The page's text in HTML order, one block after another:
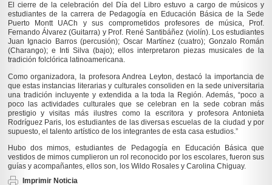
El cierre de la celebración del Día del Libro estuvo a cargo de músicos y
estudiantes de la carrera de Pedagogía en Educación Básica de la Sede
Puerto Montt UACh y sus comprometidos profesores de música, Prof.
Fernando Álvarez (Guitarra) y Prof. René Santibáñez (violín). Los estudiantes
Juan Ignacio Barros (percusión); Oscar Martínez (cuatro); Gonzalo Román
(Charango); e Inti Silva (bajo); ellos interpretaron piezas musicales de la
tradición folclórica latinoamericana.
Como organizadora, la profesora Andrea Leyton, destacó la importancia de
que estas instancias literarias y culturales consoliden en la sede universitaria
una tradición incluyente y extendida a la toda la Región. Además, “poco a
poco las actividades culturales que se celebran en la sede cobran más
prestigio y visitas más ilustres como la escritora y profesora Antonieta
Rodríguez Paris, los estudiantes de las diversas escuelas de la ciudad y por
supuesto, el talento artístico de los integrantes de esta casa estudios.”
Hubo dos mimos, estudiantes de Pedagogía en Educación Básica que
vestidos de mimos cumplieron un rol reconocido por los escolares, fueron sus
guías y acompañantes, ellos son, los Wildo Rosales y Carolina Chiguay.
Imprimir Noticia